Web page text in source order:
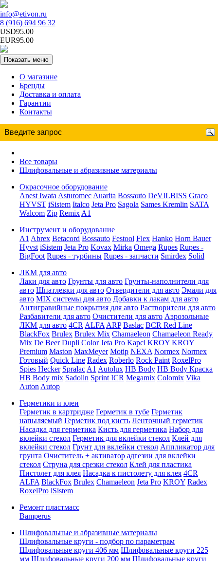
info@etivon.ru
8 (916) 694 96 32
USD95.00
EUR95.00
Показать меню
О магазине
Бренды
Доставка и оплата
Гарантии
Контакты
Все товары
Шлифовальные и абразивные материалы
Окрасочное оборудование
Anest Iwata Asturomec Auarita Bossauto DeVILBISS Graco
HYVST iSistem Italco Jeta Pro Sagola Sames Kremlin SATA
Walcom Zip Remix A1
Инструмент и оборудование
A1 Abrex Betacord Bossauto Festool Flex Hanko Horn Bauer
Hyvst iSistem Jeta Pro Kovax Mirka Omega Rupes Rupes -
BigFoot Rupes - турбины Rupes - запчасти Smirdex Solid
ЛКМ для авто
Лаки для авто Грунты для авто Грунты-наполнители для
авто Шпатлевки для авто Отвердители для авто Эмали для
авто MIX системы для авто Добавки к лакам для авто
Антигравийные покрытия для авто Растворители для авто
Разбавители для авто Очистители для авто Аэрозольные
ЛКМ для авто 4CR ALFA ARP Baslac BCR Red Line
BlackFox Brulex Brulex Mix Chamaeleon Chamaeleon Ready
Mix De Beer Dupli Color Jeta Pro Kapci KROY KROY
Premium Maston MaxMeyer Motip NEXA Normex Normex
Готовый Quick Line Radex Roberlo Rock Paint RoxelPro
Spies Hecker Spralac A1 Autolux HB Body HB Body Краска
HB Body mix Sadolin Sprint ICR Megamix Colomix Vika
Auton Autop
Герметики и клеи
Герметик в картридже Герметик в тубе Герметик
напыляемый Герметик под кисть Ленточный герметик
Насадка для герметика Кисть для герметика Набор для
вклейки стекол Герметик для вклейки стекол Клей для
вклейки стекол Грунт для вклейки стекол Аппликатор для
грунта Очиститель + активатор адгезии для вклейки
стекол Струна для срезки стекол Клей для пластика
Пистолет для клея Насадка к пистолету для клея 4CR
ALFA BlackFox Brulex Chamaeleon Jeta Pro KROY Radex
RoxelPro iSistem
Ремонт пластмасс
Bamperus
Шлифовальные и абразивные материалы
Шлифовальные круги - подбор по параметрам
Шлифовальные круги 406 мм Шлифовальные круги 225
мм Шлифовальные круги 200 мм Шлифовальные круги